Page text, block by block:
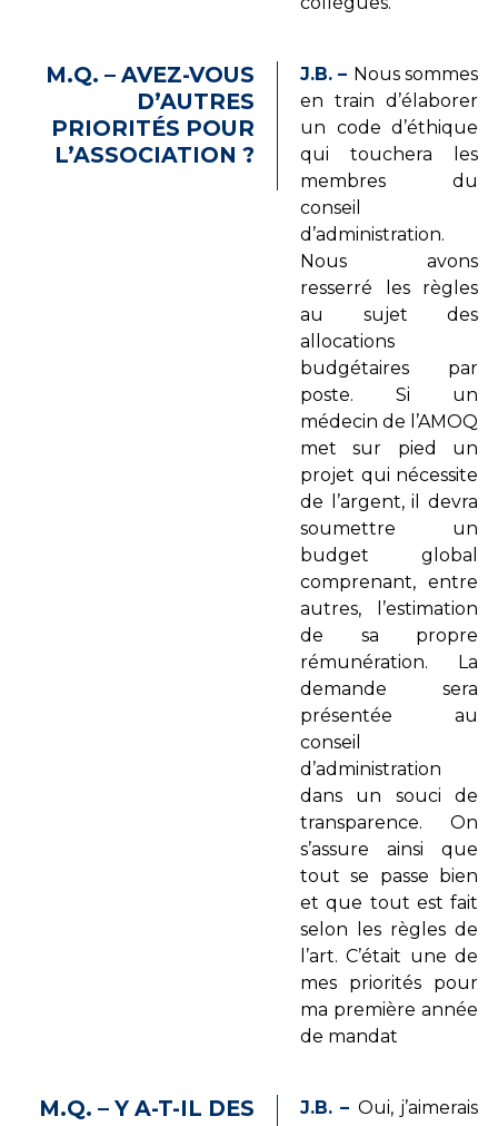
M.Q. – AVEZ-VOUS
D’AUTRES
PRIORITÉS POUR
L’ASSOCIATION ?
J.B. – Nous sommes
en train d’élaborer
un code d’éthique
qui touchera les
membres du
conseil
d’administration.
Nous avons
resserré les règles
au sujet des
allocations
budgétaires par
poste. Si un
médecin de l’AMOQ
met sur pied un
projet qui nécessite
de l’argent, il devra
soumettre un
budget global
comprenant, entre
autres, l’estimation
de sa propre
rémunération. La
demande sera
présentée au
conseil
d’administration
dans un souci de
transparence. On
s’assure ainsi que
tout se passe bien
et que tout est fait
selon les règles de
l’art. C’était une de
mes priorités pour
ma première année
de mandat
M.Q. – Y A-T-IL DES
J.B. – Oui, j’aimerais